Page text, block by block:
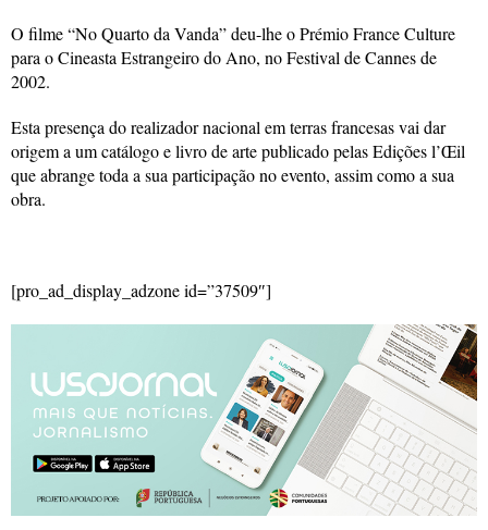
O filme “No Quarto da Vanda” deu-lhe o Prémio France Culture
para o Cineasta Estrangeiro do Ano, no Festival de Cannes de
2002.
Esta presença do realizador nacional em terras francesas vai dar
origem a um catálogo e livro de arte publicado pelas Edições l’Œil
que abrange toda a sua participação no evento, assim como a sua
obra.
[pro_ad_display_adzone id=”37509″]